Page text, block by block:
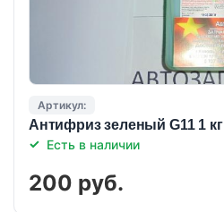
Артикул:
Антифриз зеленый G11 1 кг
Есть в наличии
200 руб.